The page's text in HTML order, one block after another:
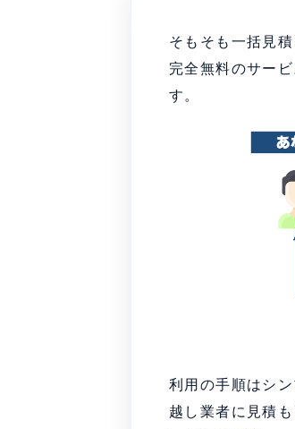
そもそも一括見
完全無料のサー
す。
利用の手順はシ
越し業者に見積